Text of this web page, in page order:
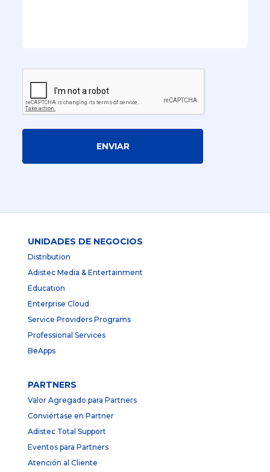
ENVIAR
UNIDADES DE NEGOCIOS
Distribution
Adistec Media & Entertainment
Education
Enterprise Cloud
Service Providers Programs
Professional Services
BeApps
PARTNERS
Valor Agregado para Partners
Conviértase en Partner
Adistec Total Support
Eventos para Partners
Atención al Cliente